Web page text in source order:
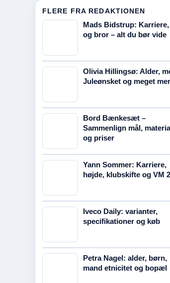
FLERE FRA REDAKTIONEN
Mads Bidstrup:
og bror – alt du bør vide
Olivia Hillingsø: Alder,
Juleønsket og meget
Bord Bænkesæt –
Sammenlign mål,
og priser
Yann Sommer: Karriere,
højde, klubskifte og VM
Iveco Daily: varianter,
specifikationer og køb
Petra Nagel: alder, børn,
mand etnicitet og bopæl